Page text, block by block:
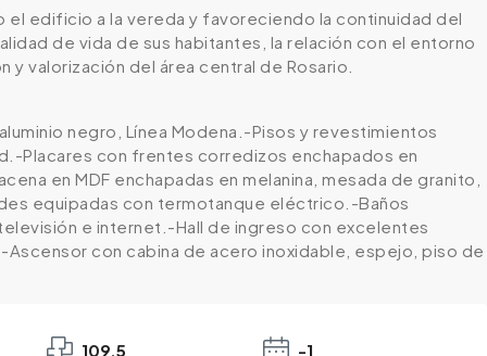
el edificio a la vereda y favoreciendo la continuidad del
de vida de sus habitantes, la relación con el entorno
valorización del área central de Rosario.
negro, Línea Modena.-Pisos y revestimientos
Placares con frentes corredizos enchapados en
en MDF enchapadas en melanina, mesada de granito,
equipadas con termotanque eléctrico.-Baños
e internet.-Hall de ingreso con excelentes
con cabina de acero inoxidable, espejo, piso de
109.5
-1